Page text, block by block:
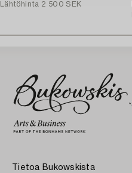
Lähtöhinta 2 500 SEK
Tietoa Bukowskista